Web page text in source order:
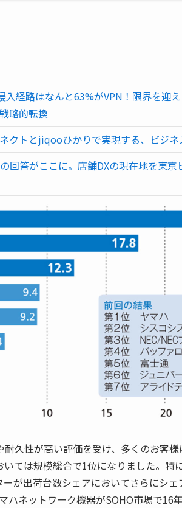
入経路はなんと63%がVPN！限界を迎
略的転換
クトとjiqooひかりで実現する、ビジ
回答がここに。店舗DXの現在地を東
久性が高い評価を受け、多くのお客
ては規模総合で1位になりました。特
が出荷台数シェアにおいてさらにシェ
ハネットワーク機器がSOHO市場で16